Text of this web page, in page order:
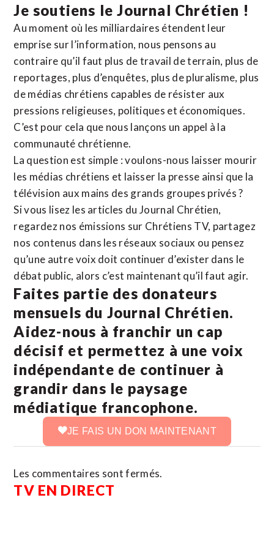
Je soutiens le Journal Chrétien !
Au moment où les milliardaires étendent leur
emprise sur l’information, nous pensons au
contraire qu’il faut plus de travail de terrain, plus de
reportages, plus d’enquêtes, plus de pluralisme, plus
de médias chrétiens capables de résister aux
pressions religieuses, politiques et économiques.
C’est pour cela que nous lançons un appel à la
communauté chrétienne.
La question est simple : voulons-nous laisser mourir
les médias chrétiens et laisser la presse ainsi que la
télévision aux mains des grands groupes privés ?
Si vous lisez les articles du Journal Chrétien,
regardez nos émissions sur Chrétiens TV, partagez
nos contenus dans les réseaux sociaux ou pensez
qu’une autre voix doit continuer d’exister dans le
débat public, alors c’est maintenant qu’il faut agir.
Faites partie des donateurs
mensuels du Journal Chrétien.
Aidez-nous à franchir un cap
décisif et permettez à une voix
indépendante de continuer à
grandir dans le paysage
médiatique francophone.
JE FAIS UN DON MAINTENANT
Les commentaires sont fermés.
TV EN DIRECT